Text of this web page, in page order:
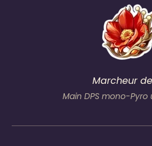
Marcheur
Main DPS mono-